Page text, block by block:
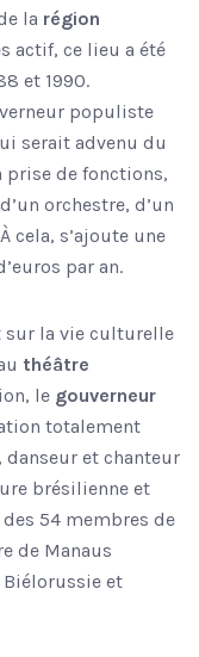
la région
actif, ce lieu a été
et 1990.
populiste
serait advenu du
prise de fonctions,
orchestre, d’un
cela, s’ajoute une
par an.
sur la vie culturelle
théâtre
le gouverneur
totalement
et chanteur
brésilienne et
54 membres de
de Manaus
Biélorussie et